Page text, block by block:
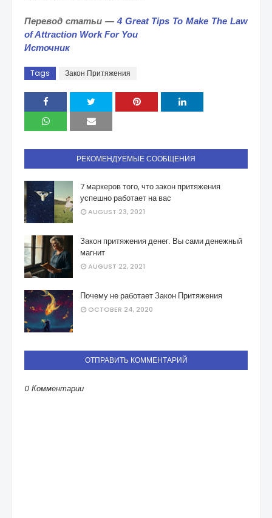
Перевод статьи — 4 Great Tips To Make The Law
of Attraction Work For You
Источник
Tags Закон Притяжения
РЕКОМЕНДУЕМЫЕ СООБЩЕНИЯ
7 маркеров того, что закон притяжения
успешно работает на вас
AUGUST 23, 2021
Закон притяжения денег. Вы сами денежный
магнит
AUGUST 22, 2021
Почему не работает Закон Притяжения
OCTOBER 24, 2020
ОТПРАВИТЬ КОММЕНТАРИЙ
0 Комментарии